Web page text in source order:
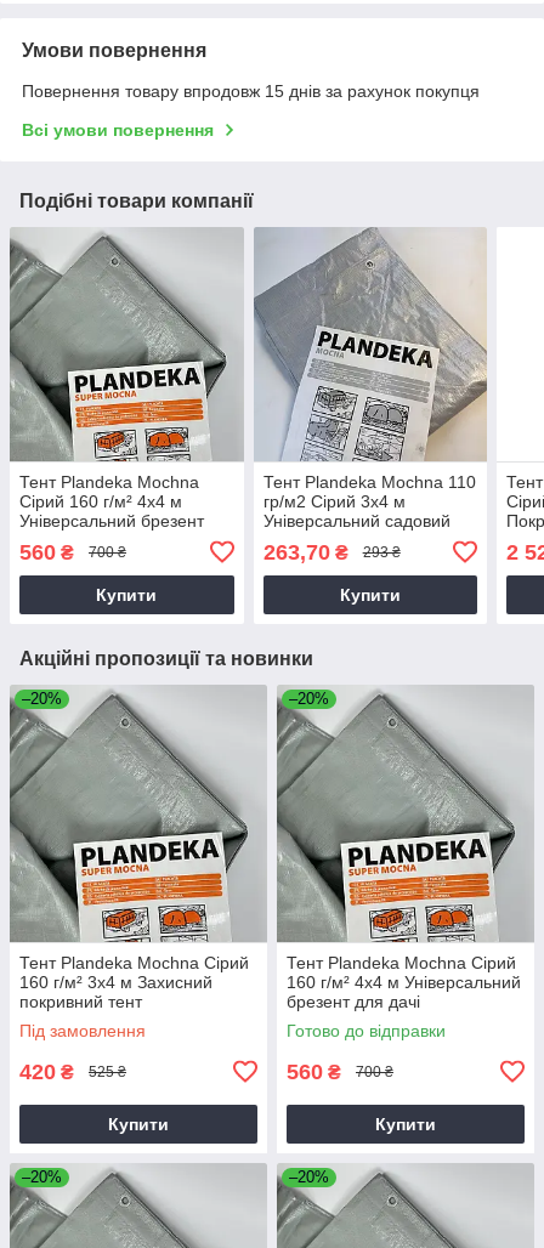
Умови повернення
Повернення товару впродовж 15 днів за рахунок покупця
Всі умови повернення
Подібні товари компанії
Тент Plandeka Mochna
Сірий 160 г/м² 4х4 м
Універсальний брезент
560 ₴ 700 ₴
Купити
Тент Plandeka Мосhnа 110
гр/м2 Сірий 3х4 м
Універсальний садовий
263,70₴ 293 ₴
Купити
2
Акційні пропозиції та новинки
–20%
Тент Plandeka Mochna Сірий
160 г/м² 3х4 м Захисний
покривний тент
Під замовлення
420 ₴ 525 ₴
Купити
–20%
Тент Plandeka Mochna Сірий
160 г/м² 4х4 м Універсальний
брезент для дачі
Готово до відправки
560 ₴ 700 ₴
Купити
–20% –20%